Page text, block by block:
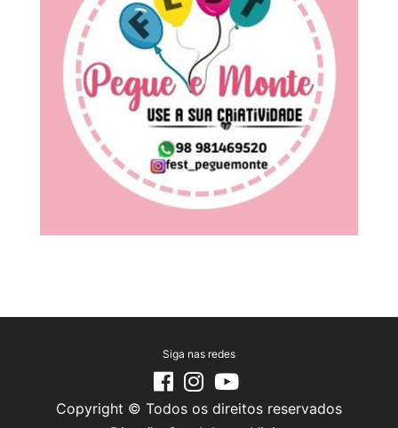
Siga nas redes
Copyright © Todos os direitos reservados